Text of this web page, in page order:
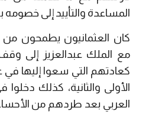
المساعدة والتأييد إلى
كان العثمانيون يطمحون
مع الملك عبدالعزيز إلى
كعادتهم التي سعوا إليها في
الأولى والثانية، كذلك
العربي بعد طردهم من